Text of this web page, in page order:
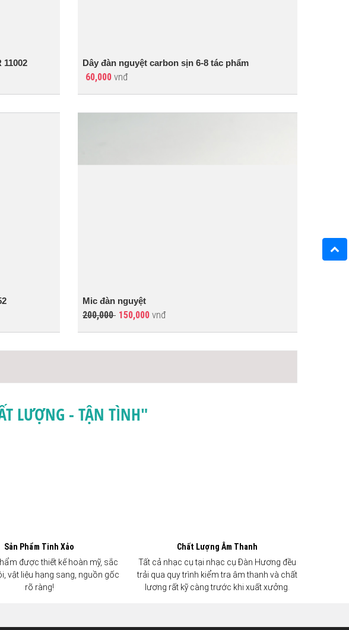
11002 Dây đàn nguyệt carbon sịn 6-8 tác phẩm
60,000 vnđ
Mic đàn nguyệt
200,000 150,000 vnđ
LƯỢNG - TẬN TÌNH"
Sản Phẩm Tinh Xảo
được thiết kế hoàn mỹ, sắc
vật liệu hạng sang, nguồn gốc
rõ ràng!
Chất Lượng Âm Thanh
Tất cả nhạc cụ tại nhạc cụ Đàn Hương đều
trải qua quy trình kiểm tra âm thanh và chất
lương rất kỹ càng trước khi xuất xưởng.